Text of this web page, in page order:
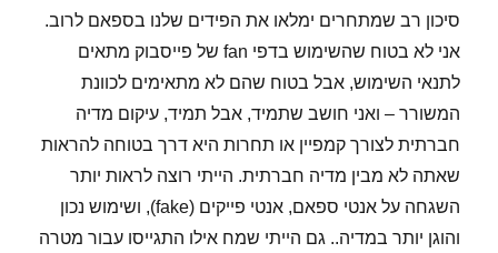
סיכון רב שמתחרים ימלאו את הפידים שלנו בספאם לרוב.
אני לא בטוח שהשימוש בדפי fan של פייסבוק מתאים
לתנאי השימוש, אבל בטוח שהם לא מתאימים לכוונת
המשורר – ואני חושב שתמיד, אבל תמיד, עיקום מדיה
חברתית לצורך קמפיין או תחרות היא דרך בטוחה להראות
שאתה לא מבין מדיה חברתית. הייתי רוצה לראות יותר
השגחה על אנטי ספאם, אנטי פייקים (fake), ושימוש נכון
והוגן יותר במדיה.. גם הייתי שמח אילו התגייסו עבור מטרה